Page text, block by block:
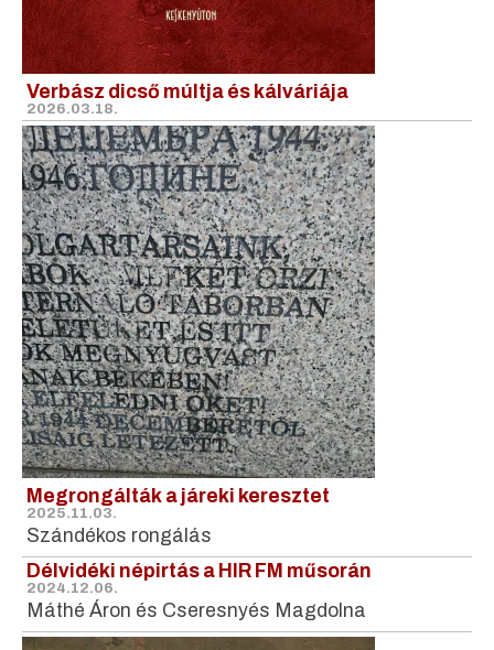
Verbász dicső múltja és kálváriája
2026.03.18.
Megrongálták a járeki keresztet
2025.11.03.
Szándékos rongálás
Délvidéki népirtás a HIR FM műsorán
2024.12.06.
Máthé Áron és Cseresnyés Magdolna